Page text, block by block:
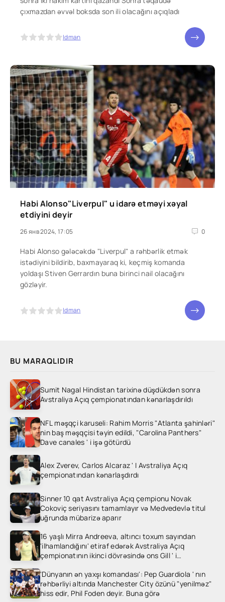
BU MARAQLIDIR
Sumit Nagal Hindistan tarixinə düşdükdən sonra
Avstraliya Açıq çempionatından kənarlaşdırıldı
NFL məşqçi karuseli: Rahim Morris "Atlanta şahinləri"
nin baş məşqçisi təyin edildi, "Carolina Panthers"
Dave canales ' i işə götürdü
Alex Zverev, Carlos Alcaraz ' I Avstraliya Açıq
çempionatından kənarlaşdırdı
Sinner 10 qat Avstraliya Açıq çempionu Novak
Cokoviç seriyasını tamamlayır və Medvedevlə titul
uğrunda mübarizə aparır
16 yaşlı Mirra Andreeva, altıncı toxum sayından
'ilhamlandığını' etiraf edərək Avstraliya Açıq
çempionatının ikinci dövrəsində ons Gill ' i
'Dünyanın ən yaxşı komandası': Pep Guardiola ' nın
rəhbərliyi altında Manchester City özünü "yenilməz"
hiss edir, Phil Foden deyir. Buna görə
çıxmazdan əvvəl boksda son ili olacağını açıqladı
Idman
Habi Alonso"Liverpul" u idarə etməyi xəyal
etdiyini deyir
26 янв 2024, 17:05 0
Habi Alonso gələcəkdə "Liverpul" a rəhbərlik etmək
istədiyini bildirib, baxmayaraq ki, keçmiş komanda
yoldaşı Stiven Gerrardın buna birinci nail olacağını
gözləyir.
Idman